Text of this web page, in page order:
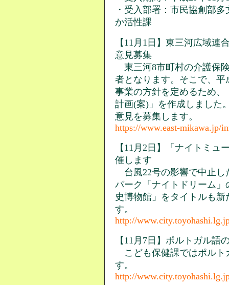
・受入部署：市民協創部
か活性課
【11月1日】東三河広域連
意見募集
東三河8市町村の介護保
者となります。そこで、平
事業の方針を定めるため
計画(案)」を作成しました
意見を募集します。
https://www.east-mikawa.jp/
【11月2日】「ナイトミュ
催します
台風22号の影響で中止し
パーク「ナイトドリーム
史博物館」をタイトルも
す。
http://
【11月7日】ポルトガル語
こども保健課ではポルト
す。
http://